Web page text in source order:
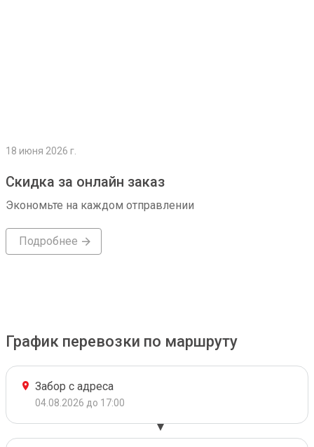
18 июня 2026 г.
Скидка за онлайн заказ
Экономьте на каждом отправлении
Подробнее
График перевозки по маршруту
Забор с адреса
04.08.2026 до 17:00